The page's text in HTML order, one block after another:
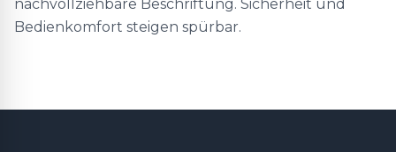
nachvollziehbare Beschriftung. Sicherheit und
Bedienkomfort steigen spürbar.